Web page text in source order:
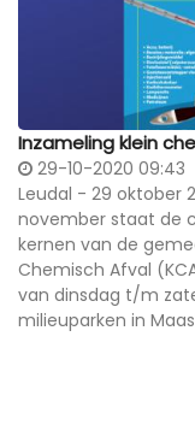
Inzameling klein
29-10-2020 09:43
Leudal - 29 oktober
november staat de
kernen van de
Chemisch Afval
van dinsdag t/m
milieuparken in